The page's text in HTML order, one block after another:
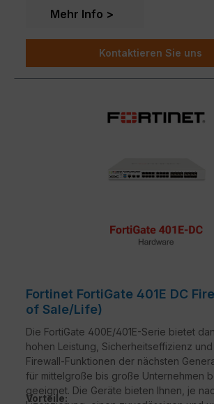
Geräte jenseits traditionellen
Mehr Info
Kontaktieren Sie uns
Fortinet FortiGate 401E DC
of Sale/Life)
Die FortiGate 400E/401E-Serie bietet
hohen Leistung, Sicherheitseffizienz
Firewall-Funktionen der nächsten
für mittelgroße bis große Unternehmen
geeignet. Die Geräte bieten Ihnen, je
Vorteile: